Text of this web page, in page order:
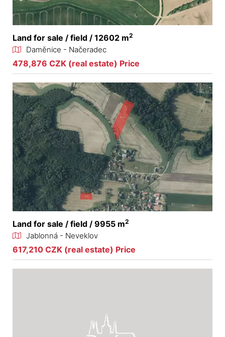
Land for sale / field / 12602 m2
Daměnice - Načeradec
478,876 CZK (real estate) Price
Land for sale / field / 9955 m2
Jablonná - Neveklov
617,210 CZK (real estate) Price